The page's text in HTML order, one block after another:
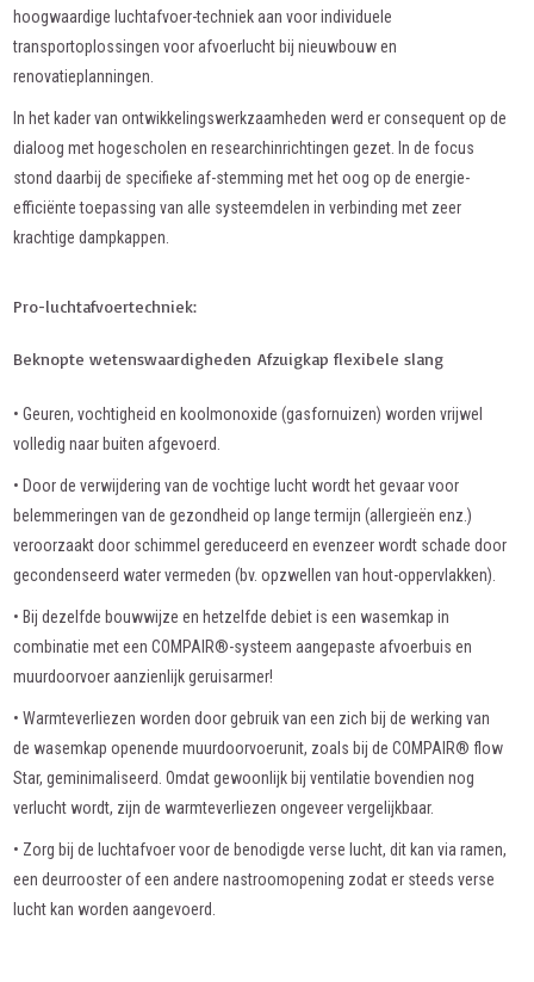
hoogwaardige luchtafvoer-techniek aan voor individuele
transportoplossingen voor afvoerlucht bij nieuwbouw en
renovatieplanningen.
In het kader van ontwikkelingswerkzaamheden werd er consequent op de
dialoog met hogescholen en researchinrichtingen gezet. In de focus
stond daarbij de specifieke af-stemming met het oog op de energie-
efficiënte toepassing van alle systeemdelen in verbinding met zeer
krachtige dampkappen.
Pro-luchtafvoertechniek:
Beknopte wetenswaardigheden Afzuigkap flexibele slang
• Geuren, vochtigheid en koolmonoxide (gasfornuizen) worden vrijwel
volledig naar buiten afgevoerd.
• Door de verwijdering van de vochtige lucht wordt het gevaar voor
belemmeringen van de gezondheid op lange termijn (allergieën enz.)
veroorzaakt door schimmel gereduceerd en evenzeer wordt schade door
gecondenseerd water vermeden (bv. opzwellen van hout-oppervlakken).
• Bij dezelfde bouwwijze en hetzelfde debiet is een wasemkap in
combinatie met een COMPAIR®-systeem aangepaste afvoerbuis en
muurdoorvoer aanzienlijk geruisarmer!
• Warmteverliezen worden door gebruik van een zich bij de werking van
de wasemkap openende muurdoorvoerunit, zoals bij de COMPAIR® flow
Star, geminimaliseerd. Omdat gewoonlijk bij ventilatie bovendien nog
verlucht wordt, zijn de warmteverliezen ongeveer vergelijkbaar.
• Zorg bij de luchtafvoer voor de benodigde verse lucht, dit kan via ramen,
een deurrooster of een andere nastroomopening zodat er steeds verse
lucht kan worden aangevoerd.